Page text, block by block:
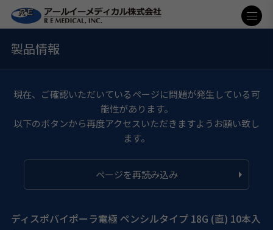
製品情報
現在、ご確認いただいているページに問題が発生している可
能性があります。
以下のボタンから再度アクセスいただきますようお願い致し
ます。
ページを再読み込み
ディスポバイポーラ電極 ペンシルタイプ 18G (直) 10本入